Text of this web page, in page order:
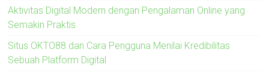
Aktivitas Digital Modern dengan Pengalaman Online yang
Semakin Praktis
Situs OKTO88 dan Cara Pengguna Menilai Kredibilitas
Sebuah Platform Digital